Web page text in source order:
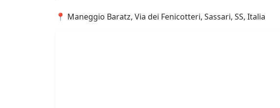
📍 Maneggio Baratz, Via dei Fenicotteri, Sassari, SS, Italia